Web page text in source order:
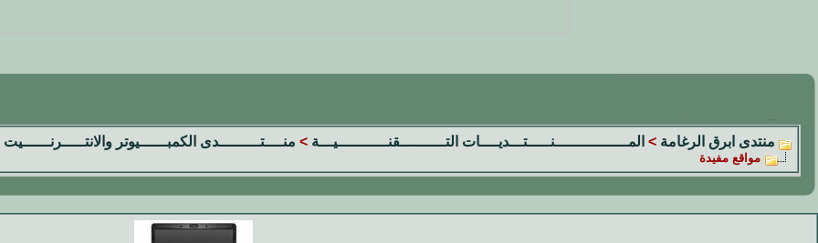
منتدى ابرق الرغامة > المــــــــــــــــنـــــتـــديــــات التــــــــــقنـــــــــــيـــة > منــــتـــــــــدى الكمبــــــيوتر والانتـــــرنــــــيت
مواقع مفيدة